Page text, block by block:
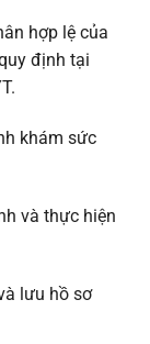
hợp lệ của
định tại
khám sức
và thực hiện
lưu hồ sơ